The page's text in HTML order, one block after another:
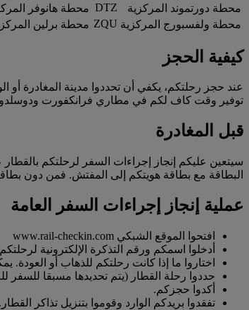
محطة دورتموند المركزية
DTZ محطة هانوفر
محطة ولفسبورج المركزية ZQU محطة برلين
كيفية الحجز
عند حجز رحلتكم، يكفي أن تحددوا مدينة المغادرة
توفير وقت كاف لكم في مطاري فرانكفورت
قبل المغادرة
سيتعين عليكم إنجاز إجراءات السفر لرحلتكم
البطاقة مع بطاقة هويتكم إلى المفتش. فمن دون
عملية إنجاز إجراءات السفر العامة
افتحوا الموقع الشبكي www.rail-checkin.com
أدخلوا اسمكم ورقم التذكرة الإلكترونية
اختاروا ما إذا كانت رحلتكم للذهاب أو العودة. يمكنكم إضافة ما يصل إلى 4 مسافرين إذا كانوا يستخدمون
حددوا رحلة القطار (يتم تحديدها مسبقا للسفر
أكدوا حجزكم.
تفقدوا بريدكم الوارد وقوموا بتنزيل تذاكر القطار.